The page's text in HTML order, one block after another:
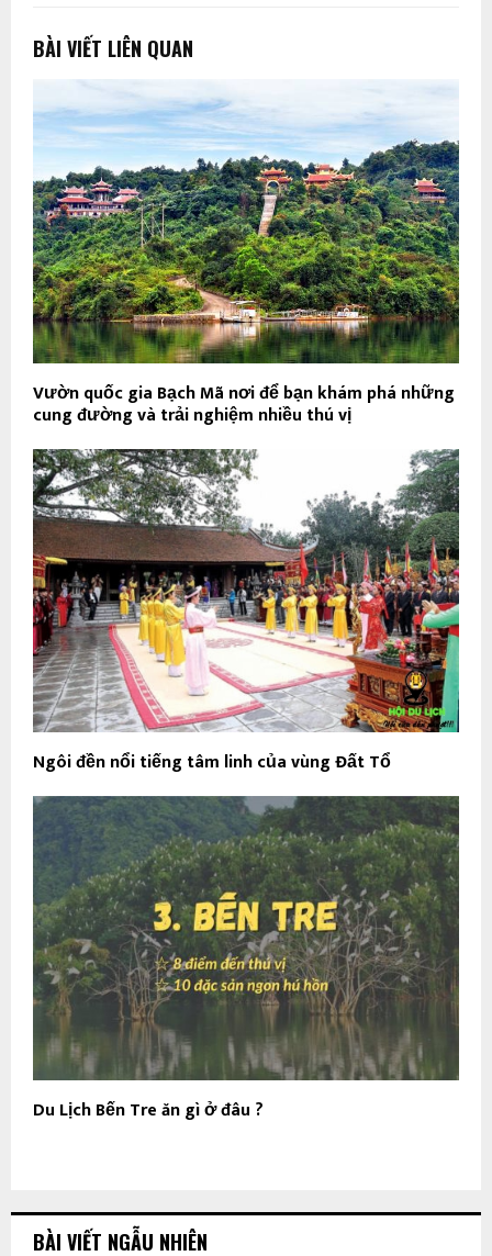
BÀI VIẾT LIÊN QUAN
Vườn quốc gia Bạch Mã nơi để bạn khám phá những
cung đường và trải nghiệm nhiều thú vị
Ngôi đền nổi tiếng tâm linh của vùng Đất Tổ
Du Lịch Bến Tre ăn gì ở đâu ?
BÀI VIẾT NGẪU NHIÊN